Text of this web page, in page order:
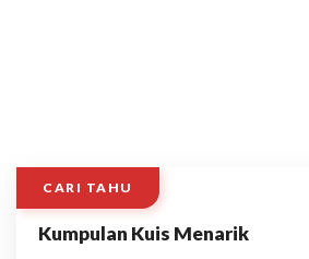
CARI TAHU
Kumpulan Kuis Menarik